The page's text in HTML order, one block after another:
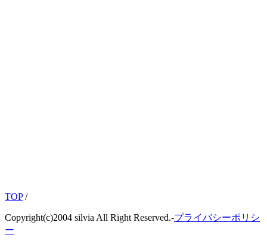
TOP/
Copyright(c)2004 silvia All Right Reserved.-プライバシーポリシ
ー